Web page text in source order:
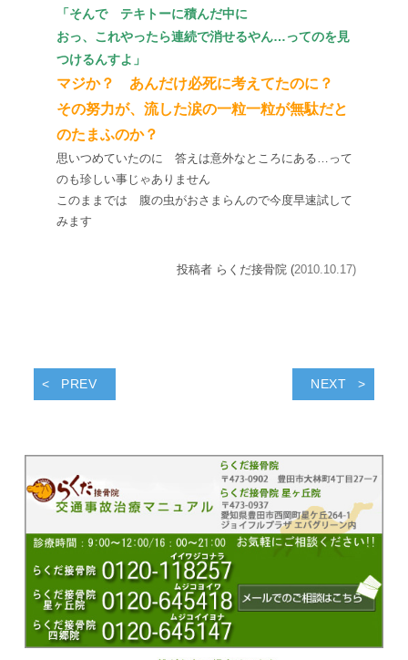
「そんで テキトーに積んだ中に
おっ、これやったら連続で消せるやん…ってのを見
つけるんすよ」
マジか？ あんだけ必死に考えてたのに？
その努力が、流した涙の一粒一粒が無駄だと
のたまふのか？
思いつめていたのに 答えは意外なところにある…って
のも珍しい事じゃありません
このままでは 腹の虫がおさまらんので今度早速試して
みます
投稿者 らくだ接骨院 (2010.10.17)
PREV NEXT